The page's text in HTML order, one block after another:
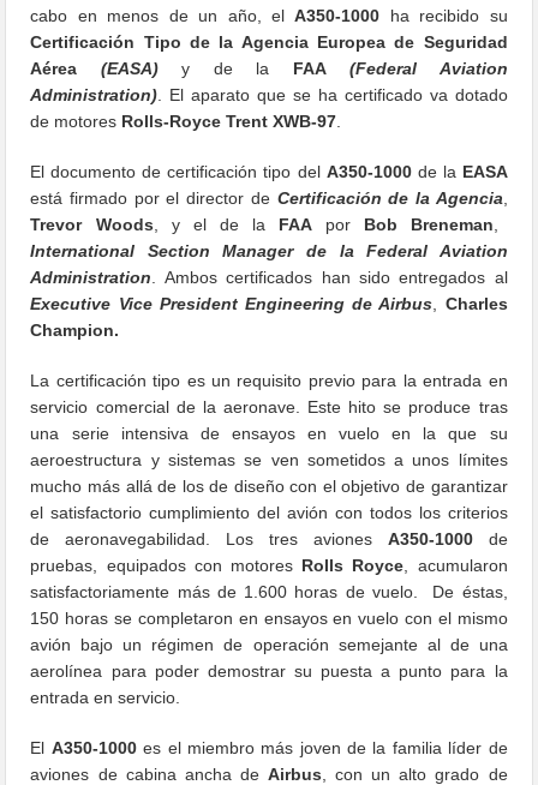
cabo en menos de un año, elA350-1000 ha recibido su
Certificación Tipo de la Agencia Europea de Seguridad
Aérea
(EASA)y de la FAA(Federal Aviation
Administration) . El aparato que se ha certificado va dotado
de motores Rolls-Royce Trent XWB-97
El documento de certificación tipo del A350-1000de la EASA
está firmado por el director de Certificación de la Agencia
Trevor Woods , y el de la FAA por Bob Breneman
International Section Manager de la Federal Aviation
Administration . Ambos certificados han sido entregados al
Executive Vice President Engineering de Airbus
Charles
Champion.
La certificación tipo es un requisito previo para la entrada en
servicio comercial de la aeronave. Este hito se produce tras
una serie intensiva de ensayos en vuelo en la que su
aeroestructura y sistemas se ven sometidos a unos límites
mucho más allá de los de diseño con el objetivo de garantizar
el satisfactorio cumplimiento del avión con todos los criterios
de aeronavegabilidad. Los tres aviones A350-1000de
pruebas, equipados con motores Rolls Royce , acumularon
satisfactoriamente más de 1.600 horas de vuelo. De éstas,
150 horas se completaron en ensayos en vuelo con el mismo
avión bajo un régimen de operación semejante al de una
aerolínea para poder demostrar su puesta a punto para la
entrada en servicio.
El A350-1000es el miembro más joven de la familia líder de
aviones de cabina ancha de Airbus , con un alto grado de